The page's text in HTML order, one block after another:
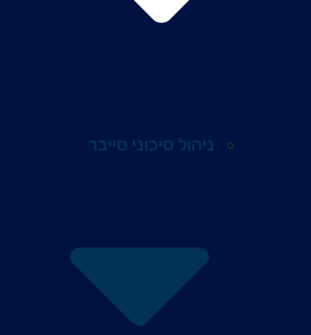
ניהול סיכוני סייבר